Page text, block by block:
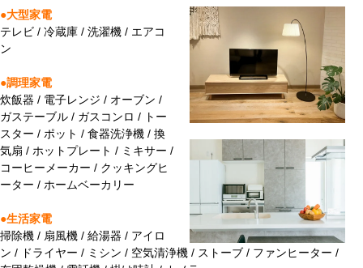
●大型家電
テレビ / 冷蔵庫 / 洗濯機 / エアコ
ン
●調理家電
炊飯器 / 電子レンジ / オーブン /
ガステーブル / ガスコンロ / トー
スター / ポット / 食器洗浄機 / 換
気扇 / ホットプレート / ミキサー /
コーヒーメーカー / クッキングヒ
ーター / ホームベーカリー
●生活家電
掃除機 / 扇風機 / 給湯器 / アイロ
ン / ドライヤー / ミシン / 空気清浄機 / ストーブ / ファンヒーター /